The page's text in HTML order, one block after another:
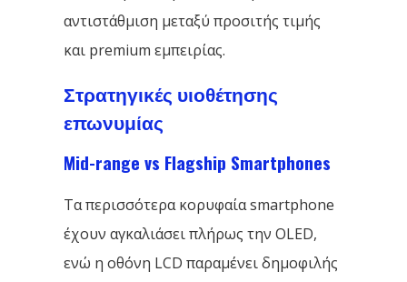
αντιστάθμιση μεταξύ προσιτής τιμής
και premium εμπειρίας.
Στρατηγικές υιοθέτησης
επωνυμίας
Mid-range vs Flagship Smartphones
Τα περισσότερα κορυφαία smartphone
έχουν αγκαλιάσει πλήρως την OLED,
ενώ η οθόνη LCD παραμένει δημοφιλής